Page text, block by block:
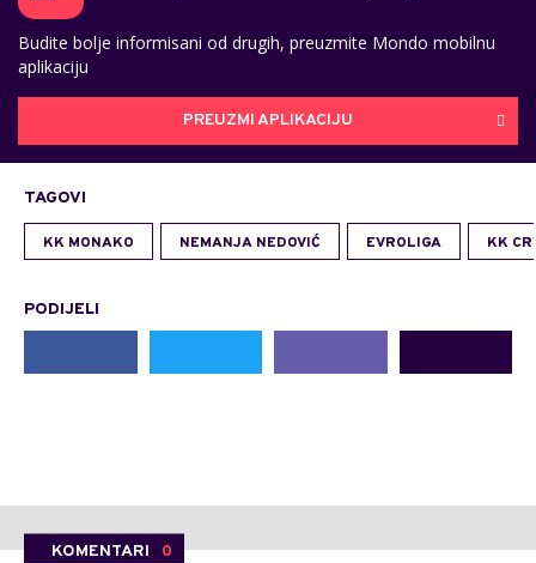
Budite bolje informisani od drugih, preuzmite Mondo mobilnu
aplikaciju
PREUZMI APLIKACIJU
TAGOVI
KK MONAKO NEMANJA NEDOVIĆ EVROLIGA KK
PODIJELI
KOMENTARI 0